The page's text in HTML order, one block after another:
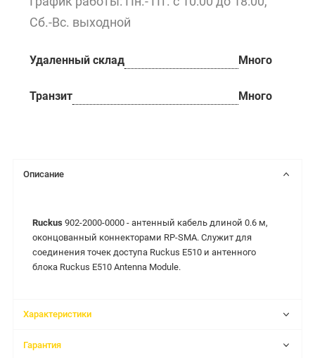
Сб.-Вс. выходной
Удаленный склад Много
Транзит Много
Описание
Ruckus 902-2000-0000 - антенный кабель длиной 0.6 м,
оконцованный коннекторами RP-SMA. Служит для
соединения точек доступа Ruckus E510 и антенного
блока Ruckus E510 Antenna Module.
Характеристики
Гарантия